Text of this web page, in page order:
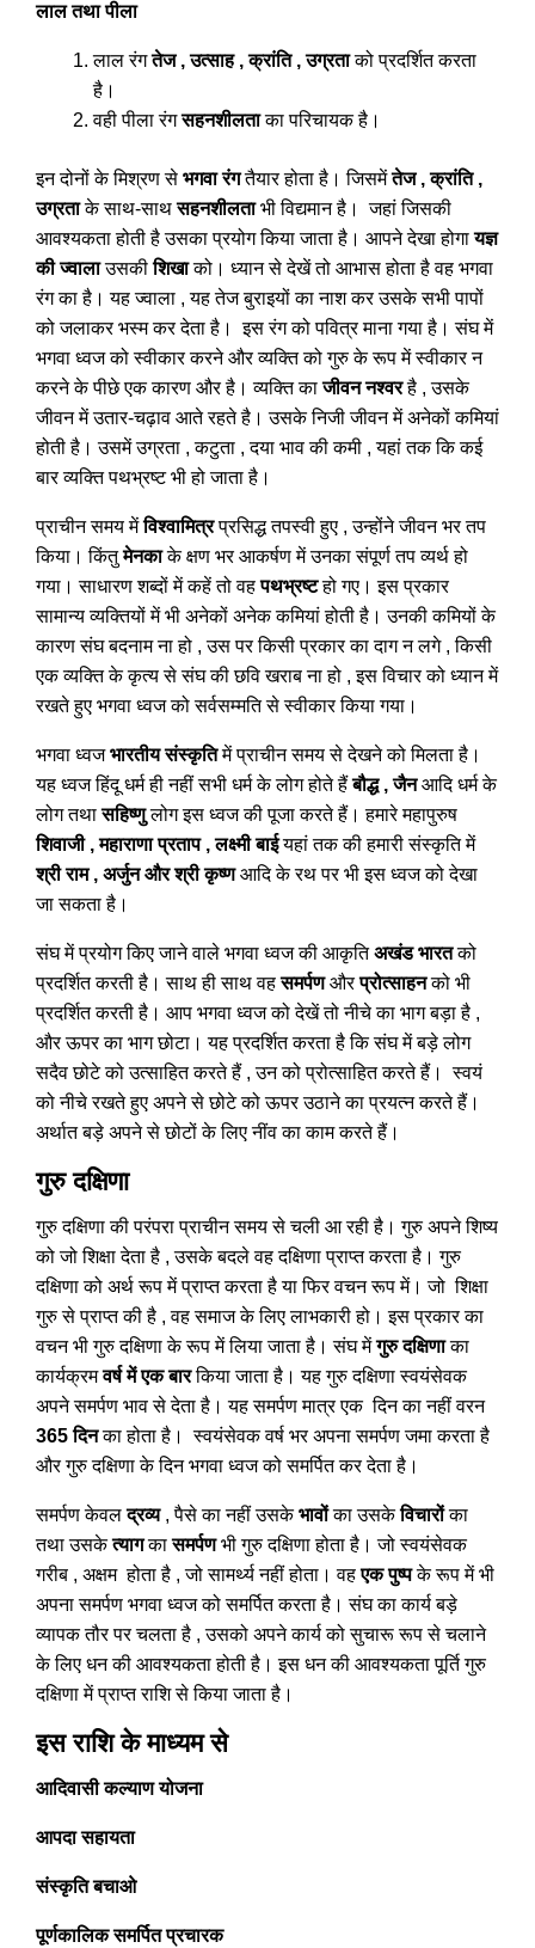
लाल तथा पीला
लाल रंगतेज , उत्साह , क्रांति , उग्रताको प्रदर्शित करता
है।
वही पीला रंगसहनशीलताका परिचायक है।
इन दोनों के मिश्रण से भगवा रंगतैयार होता है। जिसमेंतेज , क्रांति ,
उग्रताके साथ-साथसहनशीलताभी विद्यमान है। जहां जिसकी
आवश्यकता होती है उसका प्रयोग किया जाता है। आपने देखा होगायज्ञ
की ज्वालाउसकीशिखाको। ध्यान से देखें तो आभास होता है वह भगवा
रंग का है। यह ज्वाला , यह तेज बुराइयों का नाश कर उसके सभी पापों
को जलाकर भस्म कर देता है। इस रंग को पवित्र माना गया है। संघ में
भगवा ध्वज को स्वीकार करने और व्यक्ति को गुरु के रूप में स्वीकार न
करने के पीछे एक कारण और है। व्यक्ति काजीवन नश्वरहै , उसके
जीवन में उतार-चढ़ाव आते रहते है। उसके निजी जीवन में अनेकों कमियां
होती है। उसमें उग्रता , कटुता , दया भाव की कमी , यहां तक कि कई
बार व्यक्ति पथभ्रष्ट भी हो जाता है।
प्राचीन समय मेंविश्वामित्रप्रसिद्ध तपस्वी हुए , उन्होंने जीवन भर तप
किया। किंतुमेनकाके क्षण भर आकर्षण में उनका संपूर्ण तप व्यर्थ हो
गया। साधारण शब्दों में कहें तो वहपथभ्रष्टहो गए। इस प्रकार
सामान्य व्यक्तियों में भी अनेकों अनेक कमियां होती है। उनकी कमियों के
कारण संघ बदनाम ना हो , उस पर किसी प्रकार का दाग न लगे , किसी
एक व्यक्ति के कृत्य से संघ की छवि खराब ना हो , इस विचार को ध्यान में
रखते हुए भगवा ध्वज को सर्वसम्मति से स्वीकार किया गया।
भगवा ध्वजभारतीय संस्कृतिमें प्राचीन समय से देखने को मिलता है।
यह ध्वज हिंदू धर्म ही नहीं सभी धर्म के लोग होते हैंबौद्ध , जैनआदि धर्म के
लोग तथासहिष्णुलोग इस ध्वज की पूजा करते हैं। हमारे महापुरुष
शिवाजी , महाराणा प्रताप , लक्ष्मी बाईयहां तक की हमारी संस्कृति में
श्री राम , अर्जुन और श्री कृष्णआदि के रथ पर भी इस ध्वज को देखा
जा सकता है।
संघ में प्रयोग किए जाने वाले भगवा ध्वज की आकृतिअखंड भारतको
प्रदर्शित करती है। साथ ही साथ वहसमर्पणऔरप्रोत्साहनको भी
प्रदर्शित करती है। आप भगवा ध्वज को देखें तो नीचे का भाग बड़ा है ,
और ऊपर का भाग छोटा। यह प्रदर्शित करता है कि संघ में बड़े लोग
सदैव छोटे को उत्साहित करते हैं , उन को प्रोत्साहित करते हैं। स्वयं
को नीचे रखते हुए अपने से छोटे को ऊपर उठाने का प्रयत्न करते हैं।
अर्थात बड़े अपने से छोटों के लिए नींव का काम करते हैं।
गुरु दक्षिणा
गुरु दक्षिणा की परंपरा प्राचीन समय से चली आ रही है। गुरु अपने शिष्य
को जो शिक्षा देता है , उसके बदले वह दक्षिणा प्राप्त करता है। गुरु
दक्षिणा को अर्थ रूप में प्राप्त करता है या फिर वचन रूप में। जो शिक्षा
गुरु से प्राप्त की है , वह समाज के लिए लाभकारी हो। इस प्रकार का
वचन भी गुरु दक्षिणा के रूप में लिया जाता है। संघ मेंगुरु दक्षिणाका
कार्यक्रमवर्ष में एक बारकिया जाता है। यह गुरु दक्षिणा स्वयंसेवक
अपने समर्पण भाव से देता है। यह समर्पण मात्र एक दिन का नहीं वरन
365 दिनका होता है। स्वयंसेवक वर्ष भर अपना समर्पण जमा करता है
और गुरु दक्षिणा के दिन भगवा ध्वज को समर्पित कर देता है।
समर्पण केवलद्रव्य, पैसे का नहीं उसकेभावोंका उसकेविचारोंका
तथा उसकेत्यागकासमर्पणभी गुरु दक्षिणा होता है। जो स्वयंसेवक
गरीब , अक्षम होता है , जो सामर्थ्य नहीं होता। वहएक पुष्पके रूप में भी
अपना समर्पण भगवा ध्वज को समर्पित करता है। संघ का कार्य बड़े
व्यापक तौर पर चलता है , उसको अपने कार्य को सुचारू रूप से चलाने
के लिए धन की आवश्यकता होती है। इस धन की आवश्यकता पूर्ति गुरु
दक्षिणा में प्राप्त राशि से किया जाता है।
इस राशि के माध्यम से
आदिवासी कल्याण योजना
आपदासहायता
संस्कृति बचाओ
पूर्णकालिक समर्पित प्रचारक